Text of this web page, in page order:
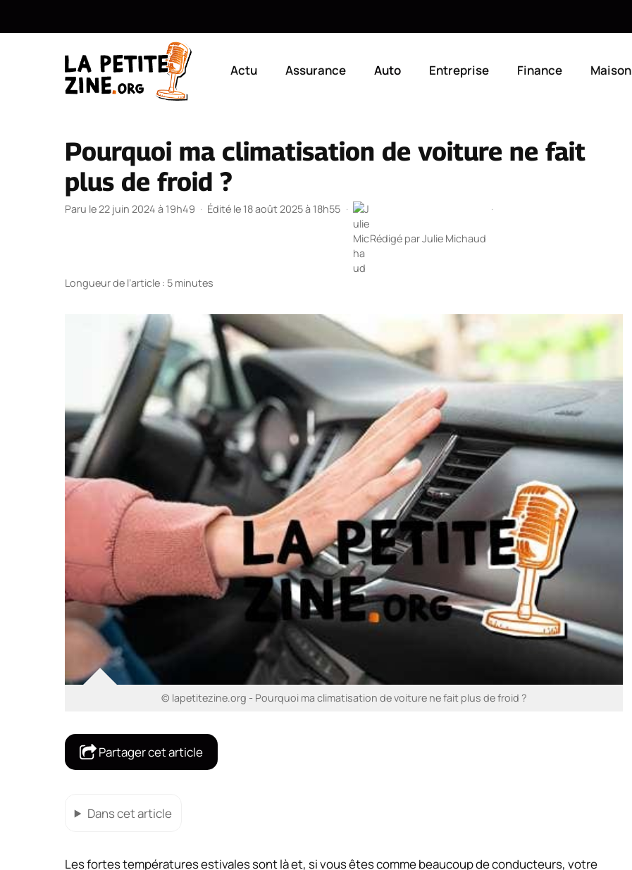
Actu Assurance Auto Entreprise Finance Maison
Pourquoi ma climatisation de voiture ne fait
plus de froid ?
Paru le 22 juin 2024 à 19h49 · Édité le 18 août 2025 à 18h55 ·
Rédigé parJulie Michaud
·
Longueur de l’article : 5 minutes
© lapetitezine.org - Pourquoi ma climatisation de voiture ne fait plus de froid ?
Partager cet article
Dans cet article
Les fortes températures estivales sont là et, si vous êtes comme beaucoup de conducteurs, votre